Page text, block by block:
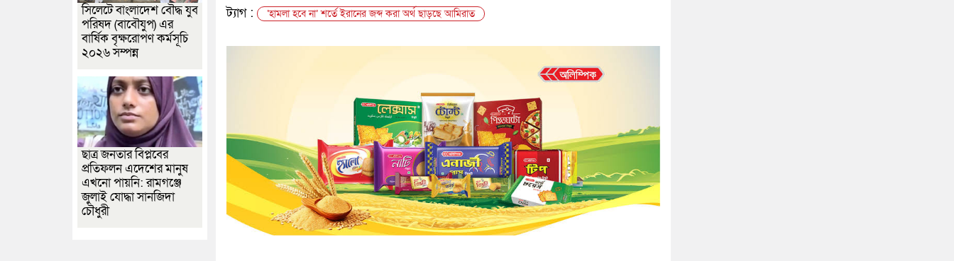
ট্যাগ :
‘হামলা হবে না’ শর্তে ইরানের জব্দ করা অর্থ ছাড়ছে আমিরাত
সিলেটে বাংলাদেশ বৌদ্ধ যুব
পরিষদ (বাবৌযুপ) এর
বার্ষিক বৃক্ষরোপণ কর্মসূচি
২০২৬ সম্পন্ন
ছাত্র জনতার বিপ্লবের
প্রতিফলন এদেশের মানুষ
এখনো পায়নি: রামগঞ্জে
জুলাই যোদ্ধা সানজিদা
চৌধুরী